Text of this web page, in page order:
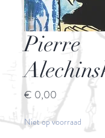
Pierre
€ 0,00 Prijs
Niet op voorraad